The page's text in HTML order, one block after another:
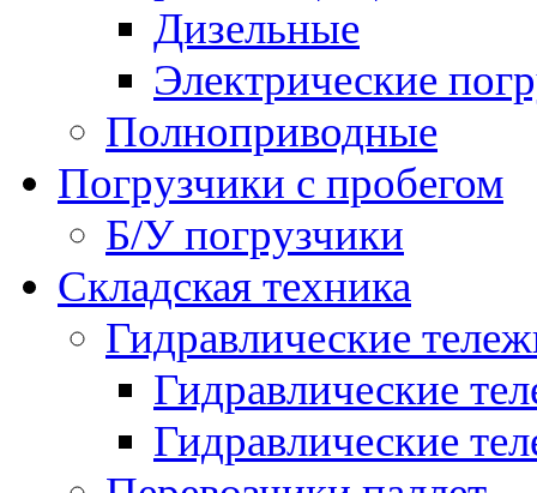
Дизельные
Электрические
Полноприводные
Погрузчики с пробегом
Б/У погрузчики
Складская техника
Гидравлические
Гидравлические
Гидравлические